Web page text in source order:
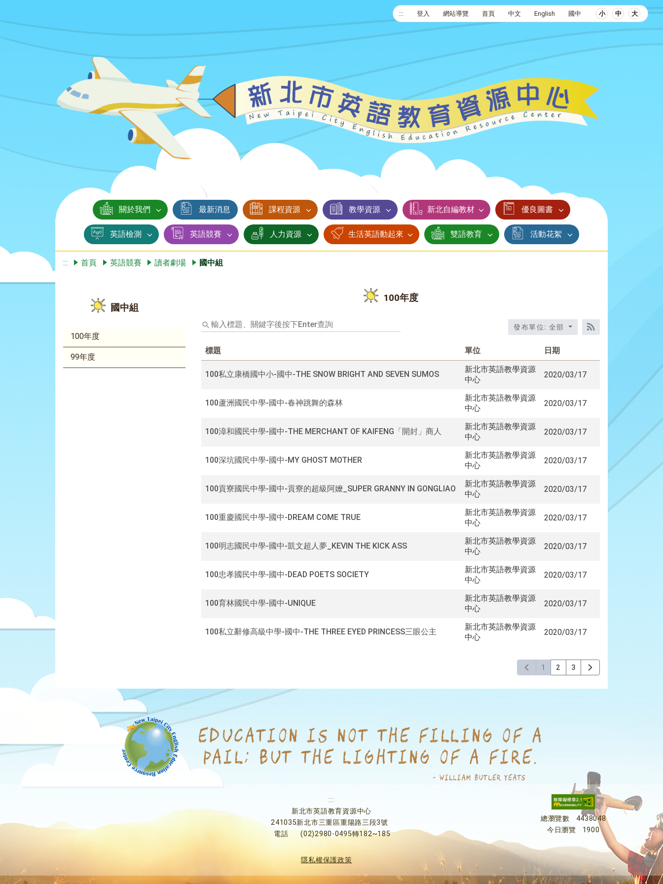
::: 登入 網站導覽 首頁 中文 English 國中 小 中 大
關於我們 最新消息 課程資源 教學資源 新北自編教材 優良圖書
英語檢測 英語競賽 人力資源 生活英語動起來 雙語教育 活動花絮
::: 首頁 英語競賽 讀者劇場 國中組
國中組
100年度
99年度
100年度
輸
入
題、
關
鍵
按
查
發布單位: 全部
RSS訂閱
標題 單位 日期
100私立康橋國中小-國中-THE SNOW BRIGHT AND SEVEN SUMOS
新北市英語教學資源
中心
2020/03/17
100蘆洲國民中學-國中-春神跳舞的森林
新北市英語教學資源
中心
2020/03/17
100漳和國民中學-國中-THE MERCHANT OF KAIFENG「開封」商人
新北市英語教學資源
中心
2020/03/17
100深坑國民中學-國中-MY GHOST MOTHER
新北市英語教學資源
中心
2020/03/17
100貢寮國民中學-國中-貢寮的超級阿嬤_SUPER GRANNY IN GONGLIAO
新北市英語教學資源
中心
2020/03/17
100重慶國民中學-國中-DREAM COME TRUE
新北市英語教學資源
中心
2020/03/17
100明志國民中學-國中-凱文超人夢_KEVIN THE KICK ASS
新北市英語教學資源
中心
2020/03/17
100忠孝國民中學-國中-DEAD POETS SOCIETY
新北市英語教學資源
中心
2020/03/17
100育林國民中學-國中-UNIQUE
新北市英語教學資源
中心
2020/03/17
100私立辭修高級中學-國中-THE THREE EYED PRINCESS三眼公主
新北市英語教學資源
中心
2020/03/17
1 2 3
:::
新北市英語教育資源中心
241035新北市三重區重陽路三段3號
電話
(02)2980-0495轉182~185
總瀏覽數
4438048
今日瀏覽
1900
隱私權保護政策